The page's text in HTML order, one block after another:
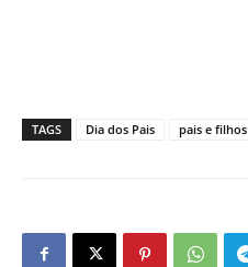
TAGS Dia dos Pais pais e filhos